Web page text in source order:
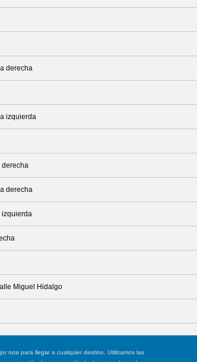
derecha
izquierda
derecha
derecha
izquierda
Miguel Hidalgo
ruta para llegar a cualquier destino. Utilizamos las